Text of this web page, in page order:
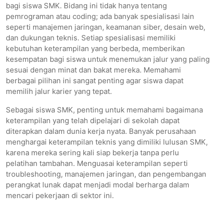
bagi siswa SMK. Bidang ini tidak hanya tentang
pemrograman atau coding; ada banyak spesialisasi lain
seperti manajemen jaringan, keamanan siber, desain web,
dan dukungan teknis. Setiap spesialisasi memiliki
kebutuhan keterampilan yang berbeda, memberikan
kesempatan bagi siswa untuk menemukan jalur yang paling
sesuai dengan minat dan bakat mereka. Memahami
berbagai pilihan ini sangat penting agar siswa dapat
memilih jalur karier yang tepat.
Sebagai siswa SMK, penting untuk memahami bagaimana
keterampilan yang telah dipelajari di sekolah dapat
diterapkan dalam dunia kerja nyata. Banyak perusahaan
menghargai keterampilan teknis yang dimiliki lulusan SMK,
karena mereka sering kali siap bekerja tanpa perlu
pelatihan tambahan. Menguasai keterampilan seperti
troubleshooting, manajemen jaringan, dan pengembangan
perangkat lunak dapat menjadi modal berharga dalam
mencari pekerjaan di sektor ini.